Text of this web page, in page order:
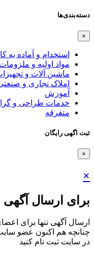
دسته‌بندی‌ها
×
استخدام و آماده به
مواد اولیه و ملزومات
ماشین آلات و
املاک تجاری و
آموزش
خدمات طراحی و
متفرقه
ثبت اگهی رایگان
×
×
برای ارسال آگهی
ارسال آگهی تنها برای
چنانچه هم‌ اکنون عضو
در سایت ثبت نام کنید